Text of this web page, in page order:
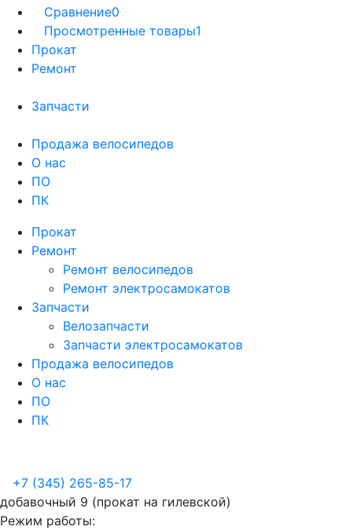
Сравнение0
Просмотренные товары1
Прокат
Ремонт
Запчасти
Продажа велосипедов
О нас
ПО
ПК
Прокат
Ремонт
Ремонт велосипедов
Ремонт электросамокатов
Запчасти
Велозапчасти
Запчасти электросамокатов
Продажа велосипедов
О нас
ПО
ПК
+7 (345) 265-85-17
добавочный 9 (прокат на гилевской)
Режим работы: